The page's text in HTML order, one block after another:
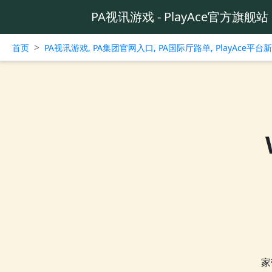
PA视讯游戏 - PlayAce官方旗舰站
首页 > PA视讯游戏, PA集团官网入口, PA国际厅路单, PlayAce平台